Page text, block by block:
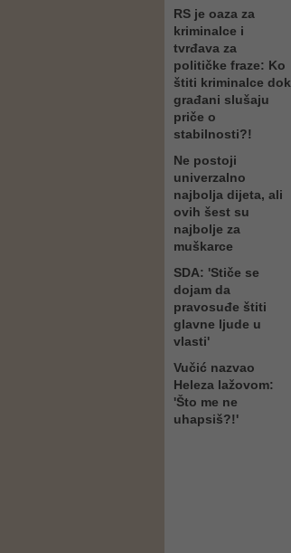
RS je oaza za
kriminalce i
tvrđava za
političke fraze: Ko
štiti kriminalce dok
građani slušaju
priče o
stabilnosti?!
Ne postoji
univerzalno
najbolja dijeta, ali
ovih šest su
najbolje za
muškarce
SDA: 'Stiče se
dojam da
pravosuđe štiti
glavne ljude u
vlasti'
Vučić nazvao
Heleza lažovom:
'Što me ne
uhapsiš?!'